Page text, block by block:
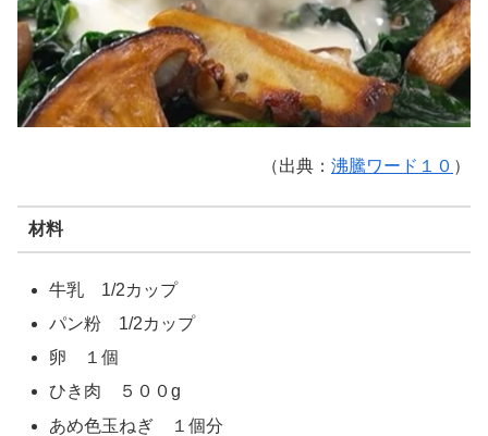
（出典： 沸騰ワード１０ ）
材料
牛乳 1/2カップ
パン粉 1/2カップ
卵 １個
ひき肉 ５００g
あめ色玉ねぎ １個分